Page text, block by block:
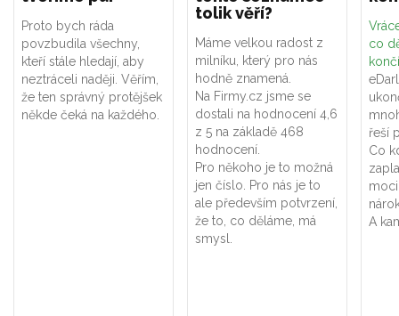
Proto bych ráda
povzbudila všechny,
kteří stále hledají, aby
neztráceli naději. Věřím,
že ten správný protějšek
někde čeká na každého.
tolik věří?
Máme velkou radost z
milníku, který pro nás
hodně znamená.
Na Firmy.cz jsme se
dostali na hodnocení 4,6
z 5 na základě 468
hodnocení.
Pro někoho je to možná
jen číslo. Pro nás je to
ale především potvrzení,
že to, co děláme, má
smysl.
co
řeší
Co
A